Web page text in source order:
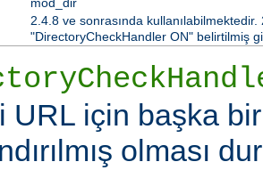
2.4.8 ve sonrasında
"DirectoryCheckHandler ON" belirtilmiş
URL için başka
olması